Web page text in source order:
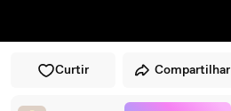
Curtir Compartilhar